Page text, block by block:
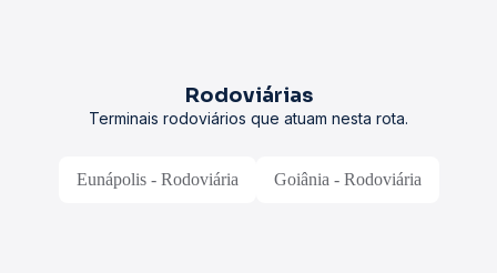
Rodoviárias
Terminais rodoviários que atuam nesta rota.
Eunápolis - Rodoviária Goiânia - Rodoviária